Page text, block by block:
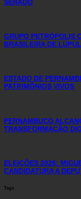
SENADO
GRUPO PETRÓPOLIS
BRASILEIRA DE
ESTADO DE
PATRIMÔNIOS VIVOS
PERNAMBUCO
TRANSFORMAÇÃO
ELEIÇÕES 2026:
CANDIDATURA A
Tags